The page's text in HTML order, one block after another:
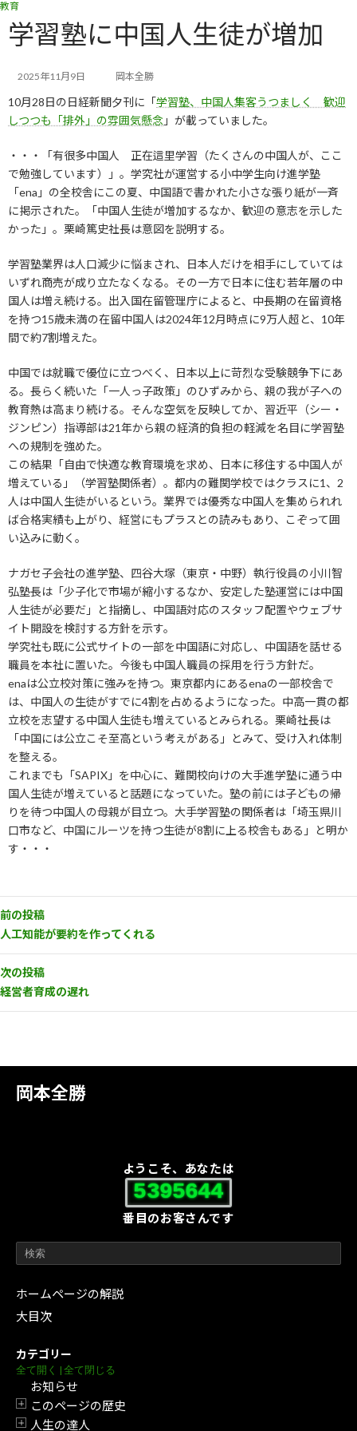
コ
ン
テ
ス
ナ
ビ
ゲ
ン
岡本全勝
ようこそ、あなたは
5395644
番目のお客さんです
ホームページの解説
大目次
カテゴリー
全て開く | 全て閉じる
お知らせ
開閉
このページの歴史
人生の達人
教育
学習塾に中国人生徒が増加
2025年11月9日 岡本全勝
10月28日の日経新聞夕刊に「学習塾、中国人集客うつましく 歓迎
しつつも「排外」の雰囲気懸念 」が載っていました。
・・・「有很多中国人 正在這里学習（たくさんの中国人が、ここ
で勉強しています）」。学究社が運営する小中学生向け進学塾
「ena」の全校舎にこの夏、中国語で書かれた小さな張り紙が一斉
に掲示された。「中国人生徒が増加するなか、歓迎の意志を示した
かった」。栗崎篤史社長は意図を説明する。
学習塾業界は人口減少に悩まされ、日本人だけを相手にしていては
いずれ商売が成り立たなくなる。その一方で日本に住む若年層の中
国人は増え続ける。出入国在留管理庁によると、中長期の在留資格
を持つ15歳未満の在留中国人は2024年12月時点に9万人超と、10年
間で約7割増えた。
中国では就職で優位に立つべく、日本以上に苛烈な受験競争下にあ
る。長らく続いた「一人っ子政策」のひずみから、親の我が子への
教育熱は高まり続ける。そんな空気を反映してか、習近平（シー・
ジンピン）指導部は21年から親の経済的負担の軽減を名目に学習塾
への規制を強めた。
この結果「自由で快適な教育環境を求め、日本に移住する中国人が
増えている」（学習塾関係者）。都内の難関学校ではクラスに1、2
人は中国人生徒がいるという。業界では優秀な中国人を集められれ
ば合格実績も上がり、経営にもプラスとの読みもあり、こぞって囲
い込みに動く。
ナガセ子会社の進学塾、四谷大塚（東京・中野）執行役員の小川智
弘塾長は「少子化で市場が縮小するなか、安定した塾運営には中国
人生徒が必要だ」と指摘し、中国語対応のスタッフ配置やウェブサ
イト開設を検討する方針を示す。
学究社も既に公式サイトの一部を中国語に対応し、中国語を話せる
職員を本社に置いた。今後も中国人職員の採用を行う方針だ。
enaは公立校対策に強みを持つ。東京都内にあるenaの一部校舎で
は、中国人の生徒がすでに4割を占めるようになった。中高一貫の都
立校を志望する中国人生徒も増えているとみられる。栗崎社長は
「中国には公立こそ至高という考えがある」とみて、受け入れ体制
を整える。
これまでも「SAPIX」を中心に、難関校向けの大手進学塾に通う中
国人生徒が増えていると話題になっていた。塾の前には子どもの帰
りを待つ中国人の母親が目立つ。大手学習塾の関係者は「埼玉県川
口市など、中国にルーツを持つ生徒が8割に上る校舎もある」と明か
す・・・
前の投稿
人工知能が要約を作ってくれる
次の投稿
経営者育成の遅れ